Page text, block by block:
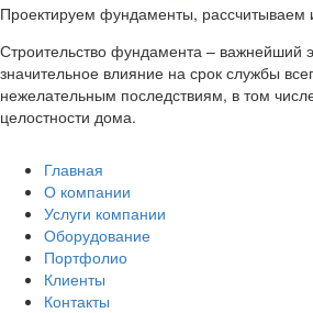
Проектируем фундаменты, рассчитываем
Строительство фундамента – важнейший
значительное влияние на срок службы
нежелательным последствиям, в том
целостности дома.
Главная
О компании
Услуги компании
Оборудование
Портфолио
Клиенты
Контакты